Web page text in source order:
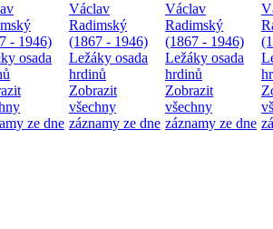
- 1946)
osada
ze dne
Václav
Radimský
(1867 - 1946)
Ležáky osada
hrdinů
Zobrazit
všechny
záznamy ze dne
Václav
Radimský
(1867 - 1946)
Ležáky osada
hrdinů
Zobrazit
všechny
záznamy ze dne